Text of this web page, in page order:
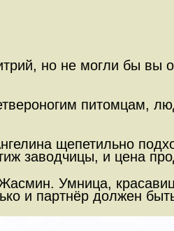
но не могли бы вы
питомцам,
щепетильно
заводчицы, и цена
Умница,
и партнёр должен